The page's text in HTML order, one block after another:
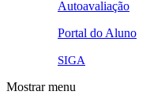
pna.png
eye-42848_640.png
Autoavaliação
link4.png
Portal do Aluno
SIGA
Mostrar menu